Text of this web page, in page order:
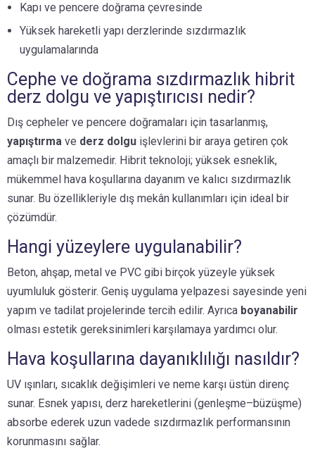
Kapı ve pencere doğrama çevresinde
Yüksek hareketli yapı derzlerinde sızdırmazlık
uygulamalarında
Cephe ve doğrama sızdırmazlık hibrit
derz dolgu ve yapıştırıcısı nedir?
Dış cepheler ve pencere doğramaları için tasarlanmış,
yapıştırma ve derz dolgu işlevlerini bir araya getiren çok
amaçlı bir malzemedir. Hibrit teknoloji; yüksek esneklik,
mükemmel hava koşullarına dayanım ve kalıcı sızdırmazlık
sunar. Bu özellikleriyle dış mekân kullanımları için ideal bir
çözümdür.
Hangi yüzeylere uygulanabilir?
Beton, ahşap, metal ve PVC gibi birçok yüzeyle yüksek
uyumluluk gösterir. Geniş uygulama yelpazesi sayesinde yeni
yapım ve tadilat projelerinde tercih edilir. Ayrıca boyanabilir
olması estetik gereksinimleri karşılamaya yardımcı olur.
Hava koşullarına dayanıklılığı nasıldır?
UV ışınları, sıcaklık değişimleri ve neme karşı üstün direnç
sunar. Esnek yapısı, derz hareketlerini (genleşme–büzüşme)
absorbe ederek uzun vadede sızdırmazlık performansının
korunmasını sağlar.